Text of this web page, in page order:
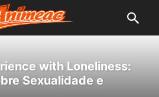
with Loneliness:
Sexualidade e